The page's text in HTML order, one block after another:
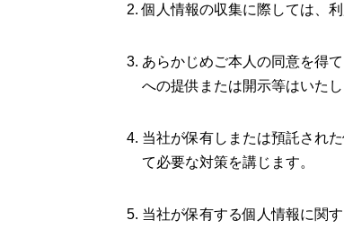
個人情報の収集に際しては、
あらかじめご本人の同意を得
への提供または開示等はいたし
当社が保有しまたは預託され
て必要な対策を講じます。
当社が保有する個人情報に関